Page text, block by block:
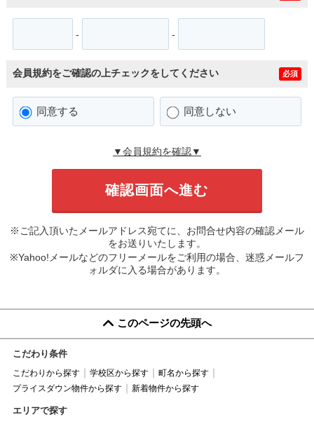
- -
会員規約をご確認の上チェックをしてください 必須
同意する 同意しない
▼会員規約を確認▼
※ご記入頂いたメールアドレス宛てに、お問合せ内容の確認メール
をお送りいたします。
※Yahoo!メールなどのフリーメールをご利用の場合、迷惑メールフ
ォルダに入る場合があります。
このページの先頭へ
こだわり条件
こだわりから探す 学校区から探す
町名から探す
プライスダウン物件から探す
新着物件から探す
エリアで探す